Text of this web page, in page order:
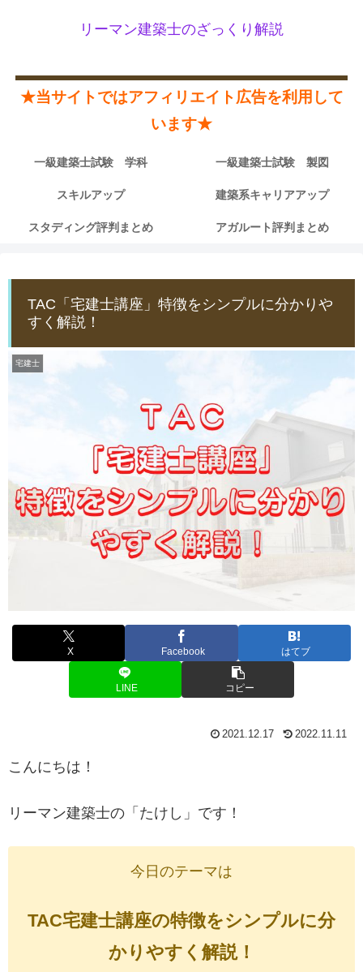
リーマン建築士のざっくり解説
★当サイトではアフィリエイト広告を利用して
います★
一級建築士試験 学科 一級建築士試験 製図
スキルアップ 建築系キャリアアップ
スタディング評判まとめ アガルート評判まとめ
TAC「宅建士講座」特徴をシンプルに分かりや
すく解説！
宅建士
X Facebook はてブ
LINE コピー
2021.12.17 2022.11.11
こんにちは！
リーマン建築士の「たけし」です！
今日のテーマは
TAC宅建士講座の特徴をシンプルに分
かりやすく解説！